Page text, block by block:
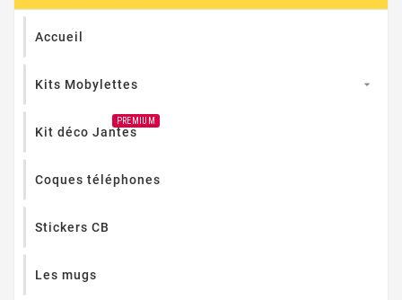
Accueil
Kits Mobylettes 
Kit déco Jantes
PREMIUM
Coques téléphones
Stickers CB
Les mugs